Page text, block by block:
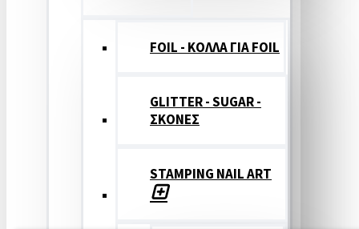
FOIL - ΚΟΛΛΑ ΓΙΑ FOIL
GLITTER - SUGAR -
ΣΚΟΝΕΣ
STAMPING NAIL ART